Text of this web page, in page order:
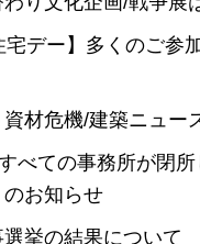
宅デー】多くのご参
材危機/建築ニュー
べての事務所が閉
お知らせ
挙の結果について